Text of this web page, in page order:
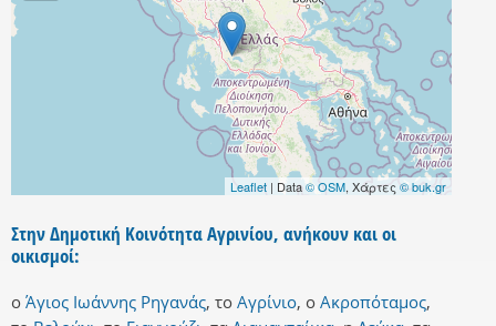
Leaflet | Data© OSM, Χάρτες © buk.gr
Στην Δημοτική Κοινότητα Αγρινίου, ανήκουν και οι
οικισμοί:
ο Άγιος Ιωάννης Ρηγανάς, το Αγρίνιο, ο Ακροπόταμος,